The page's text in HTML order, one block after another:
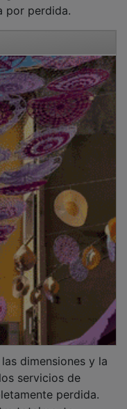
servicios de
perdida.
totalmente